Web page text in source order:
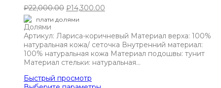
₽22,000.00 ₽14,300.00
плати долями
Артикул: Лариса-коричневый Материал верха: 100%
натуральная кожа/ сеточка Внутренний материал:
100% натуральная кожа Материал подошвы: тунит
Материал стельки: натуральная…
Быстрый просмотр